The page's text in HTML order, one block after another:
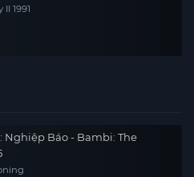
1991
Nghiệp Báo - Bambi: The